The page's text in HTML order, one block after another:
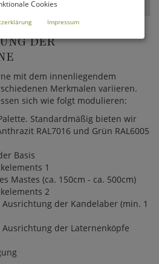
DER
mit dem innenliegendem
Merkmalen variieren.
sich wie folgt modulieren:
Standardmäßig bieten wir
RAL7016 und Grün RAL6005
Basis
1
Mastes (ca. 150cm - ca. 500cm)
2
der Kandelaber (min. 1
Ausrichtung der Laternenköpfe
Cookies
Impressum